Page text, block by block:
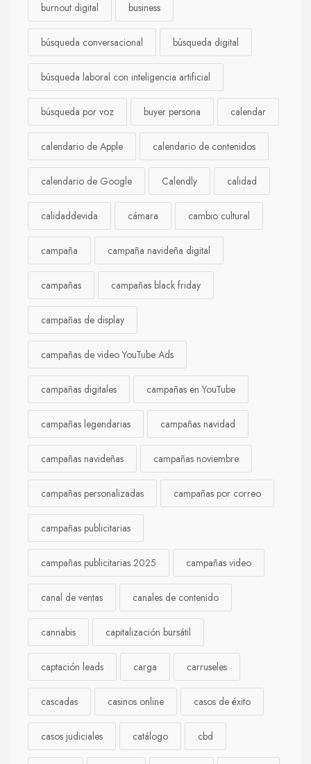
burnout digital business
búsqueda conversacional búsqueda digital
búsqueda laboral con inteligencia artificial
búsqueda por voz buyer persona calendar
calendario de Apple calendario de contenidos
calendario de Google Calendly calidad
calidaddevida cámara cambio cultural
campaña campaña navideña digital
campañas campañas black friday
campañas de display
campañas de video YouTube Ads
campañas digitales campañas en YouTube
campañas legendarias campañas navidad
campañas navideñas campañas noviembre
campañas personalizadas campañas por correo
campañas publicitarias
campañas publicitarias 2025 campañas video
canal de ventas canales de contenido
cannabis capitalización bursátil
captación leads carga carruseles
cascadas casinos online casos de éxito
casos judiciales catálogo cbd